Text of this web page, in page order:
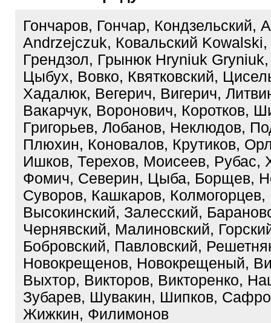
Гончаров, Гончар, Кондзельский,
Andrzejczuk, Ковальский Kowalski,
Грендзол, Грынюк Hryniuk
Цыбух, Вовко, Квятковский,
Хадалюк, Вегерич, Вигерич,
Вакарчук, Воронович, Коротков,
Григорьев, Лобанов, Неклюдов,
Плюхин, Коновалов, Крутиков,
Ишков, Терехов, Моисеев, Рубас,
Фомич, Северин, Цыба, Борщев,
Суворов, Кашкаров, Колмогорцев,
Высокинский, Залесский,
Чернявский, Малиновский,
Бобровский, Павловский,
Новокрещенов, Новокрещеный,
Выхтор, Викторов, Викторенко,
Зубарев, Шувакин, Шипков,
Жижкин, Филимонов